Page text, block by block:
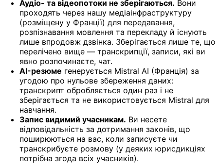
Аудіо- та відеопотоки не зберігаються. Вони
проходять через нашу медіаінфраструктуру
(розміщену у Франції) для передавання,
розпізнавання мовлення та перекладу й існують
лише впродовж дзвінка. Зберігається лише те, що
перелічено вище — транскрипції, записи, які ви
явно розпочинаєте, чат.
AI-резюме генерується Mistral AI (Франція) за
угодою про нульове збереження даних:
транскрипт обробляється один раз і не
зберігається та не використовується Mistral для
навчання.
Запис видимий учасникам. Ви несете
відповідальність за дотримання законів, що
поширюються на вас, коли записуєте чи
транскрибуєте розмову (у деяких юрисдикціях
потрібна згода всіх учасників).